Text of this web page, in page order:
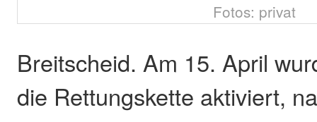
Fotos: privat
Breitscheid. Am 15. April
die Rettungskette aktiviert,